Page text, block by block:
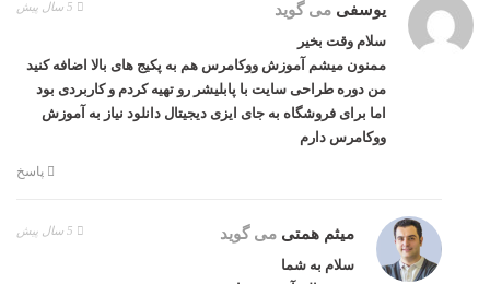
یوسفی می گوید
سلام وقت بخیر
ممنون میشم آموزش ووکامرس هم به پکیج های بالا اضافه کنید
من دوره طراحی سایت با پابلیشر رو تهیه کردم و کاربردی بود
اما برای فروشگاه به جای ایزی دیجیتال دانلود نیاز به آموزش
ووکامرس دارم
پاسخ
میثم همتیمی گوید
سلام به شما